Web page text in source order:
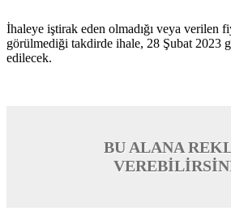
İhaleye iştirak eden olmadığı veya verilen
görülmediği takdirde ihale, 28 Şubat 2023
edilecek.
BU ALANA